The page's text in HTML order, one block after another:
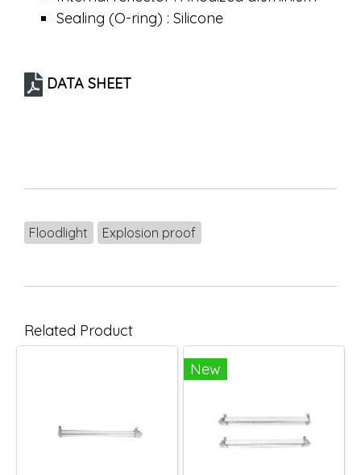
Sealing (O-ring) : Silicone
DATA SHEET
Floodlight Explosion proof
Related Product
New